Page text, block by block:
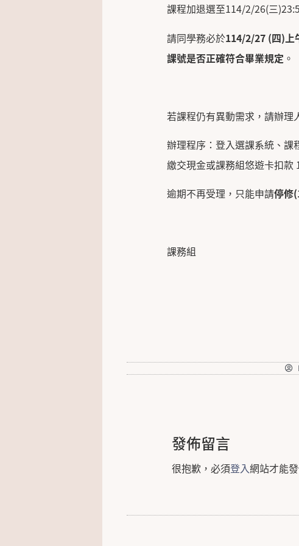
課程加退選至114/2/26(三
請同學務必於114/2/27 (四)
課號是否正確符合畢業規定 。
若課程仍有異動需求，請辦理
辦理程序：登入選課系統、
繳交現金或課務組悠遊卡扣款
逾期不再受理，只能申請停修
課務組
發佈留言
很抱歉，必須登入網站才能